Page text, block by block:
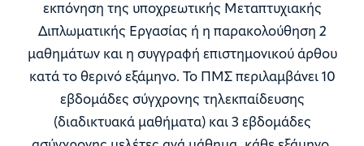
εκπόνηση της υποχρεωτικής Μεταπτυχιακής
Διπλωματικής Εργασίας ή η παρακολούθηση 2
μαθημάτων και η συγγραφή επιστημονικού άρθου
κατά το θερινό εξάμηνο. Το ΠΜΣ περιλαμβάνει 10
εβδομάδες σύγχρονης τηλεκπαίδευσης
(διαδικτυακά μαθήματα) και 3 εβδομάδες